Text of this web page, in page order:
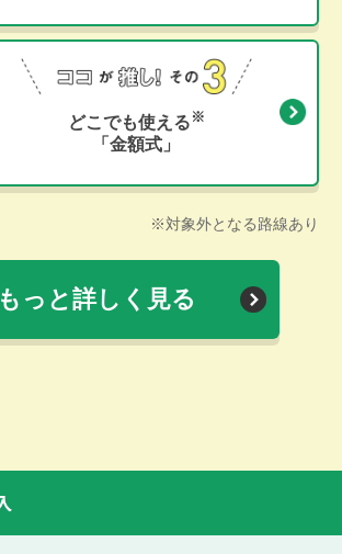
どこでも使える ※
「金額式」
※対象外となる路線あり
もっと詳しく見る